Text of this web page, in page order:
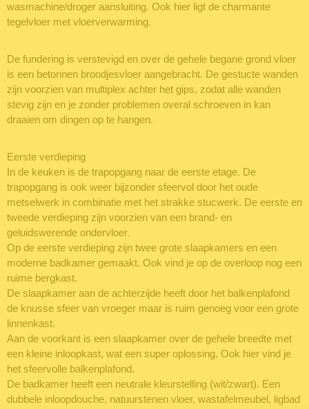
wasmachine/droger aansluiting. Ook hier ligt de charmante
tegelvloer met vloerverwarming.
De fundering is verstevigd en over de gehele begane grond vloer
is een betonnen broodjesvloer aangebracht. De gestucte wanden
zijn voorzien van multiplex achter het gips, zodat alle wanden
stevig zijn en je zonder problemen overal schroeven in kan
draaien om dingen op te hangen.
Eerste verdieping
In de keuken is de trapopgang naar de eerste etage. De
trapopgang is ook weer bijzonder sfeervol door het oude
metselwerk in combinatie met het strakke stucwerk. De eerste en
tweede verdieping zijn voorzien van een brand- en
geluidswerende ondervloer.
Op de eerste verdieping zijn twee grote slaapkamers en een
moderne badkamer gemaakt. Ook vind je op de overloop nog een
ruime bergkast.
De slaapkamer aan de achterzijde heeft door het balkenplafond
de knusse sfeer van vroeger maar is ruim genoeg voor een grote
linnenkast.
Aan de voorkant is een slaapkamer over de gehele breedte met
een kleine inloopkast, wat een super oplossing. Ook hier vind je
het sfeervolle balkenplafond.
De badkamer heeft een neutrale kleurstelling (wit/zwart). Een
dubbele inloopdouche, natuurstenen vloer, wastafelmeubel, ligbad